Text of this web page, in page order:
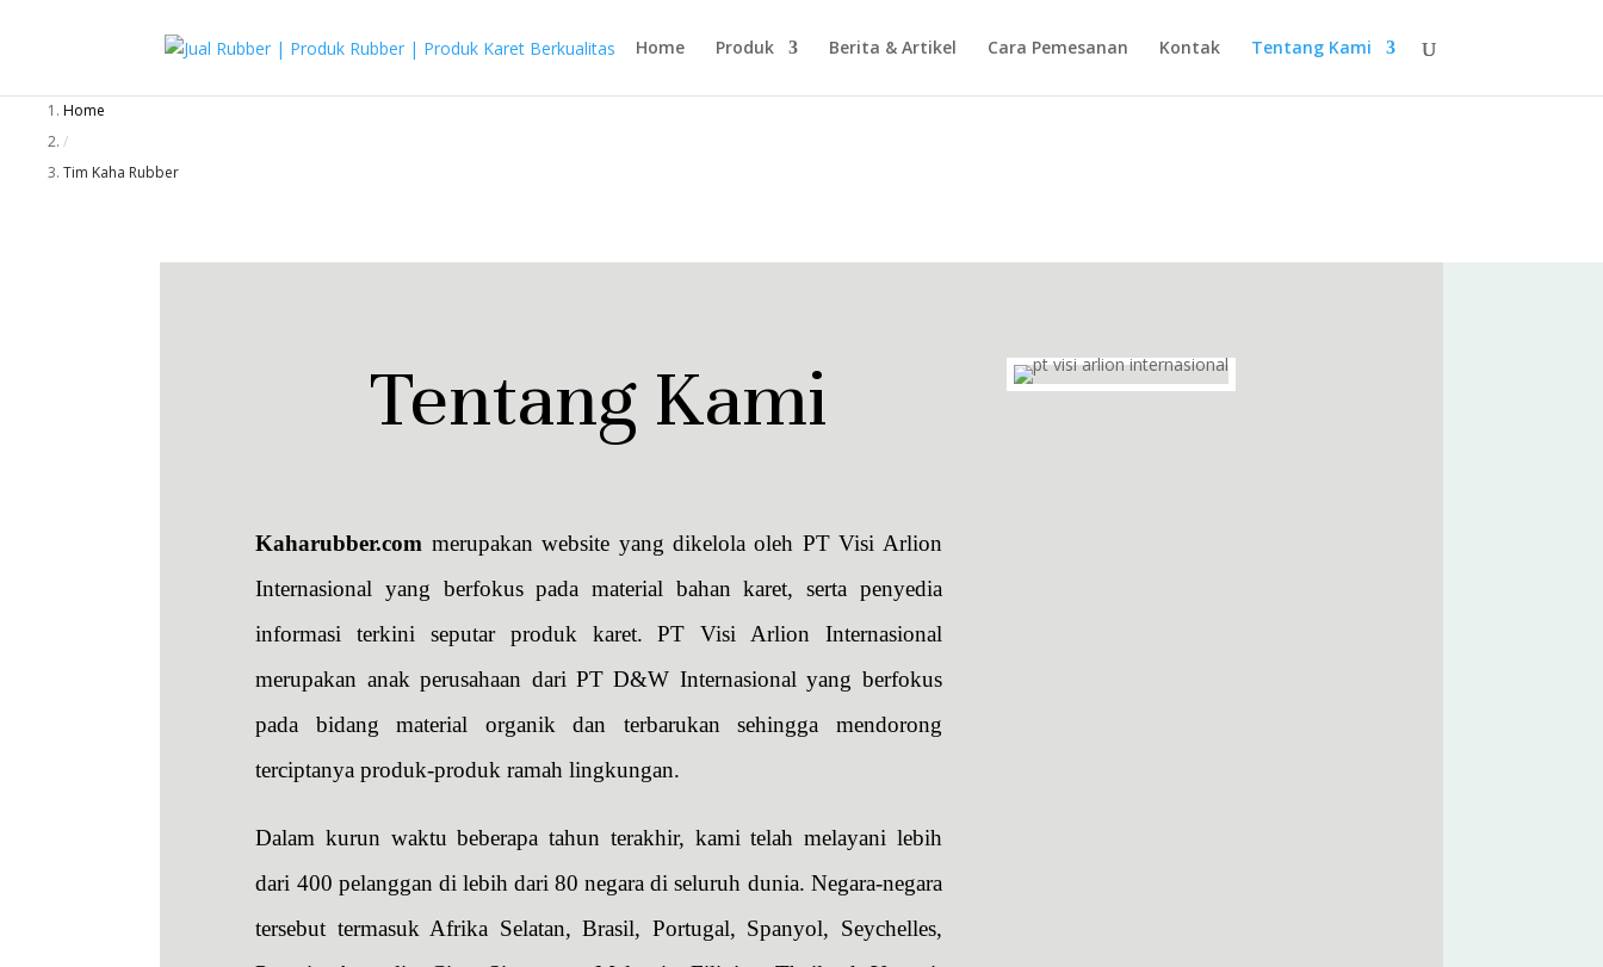
Home Produk Berita & Artikel Cara Pemesanan Kontak Tentang Kami
Home
/
Tim Kaha Rubber
Tentang Kami
Kaharubber.com merupakan website yang dikelola oleh PT Visi Arlion
Internasional yang berfokus pada material bahan karet, serta penyedia
informasi terkini seputar produk karet. PT Visi Arlion Internasional
merupakan anak perusahaan dari PT D&W Internasional yang berfokus
pada bidang material organik dan terbarukan sehingga mendorong
terciptanya produk-produk ramah lingkungan.
Dalam kurun waktu beberapa tahun terakhir, kami telah melayani lebih
dari 400 pelanggan di lebih dari 80 negara di seluruh dunia. Negara-negara
tersebut termasuk Afrika Selatan, Brasil, Portugal, Spanyol, Seychelles,